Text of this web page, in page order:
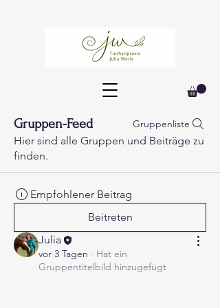
Gruppen-Feed Gruppenliste
Hier sind alle Gruppen und Beiträge zu
finden.
Empfohlener Beitrag
Beitreten
Julia
vor 3 Tagen · Hat ein
Gruppentitelbild hinzugefügt